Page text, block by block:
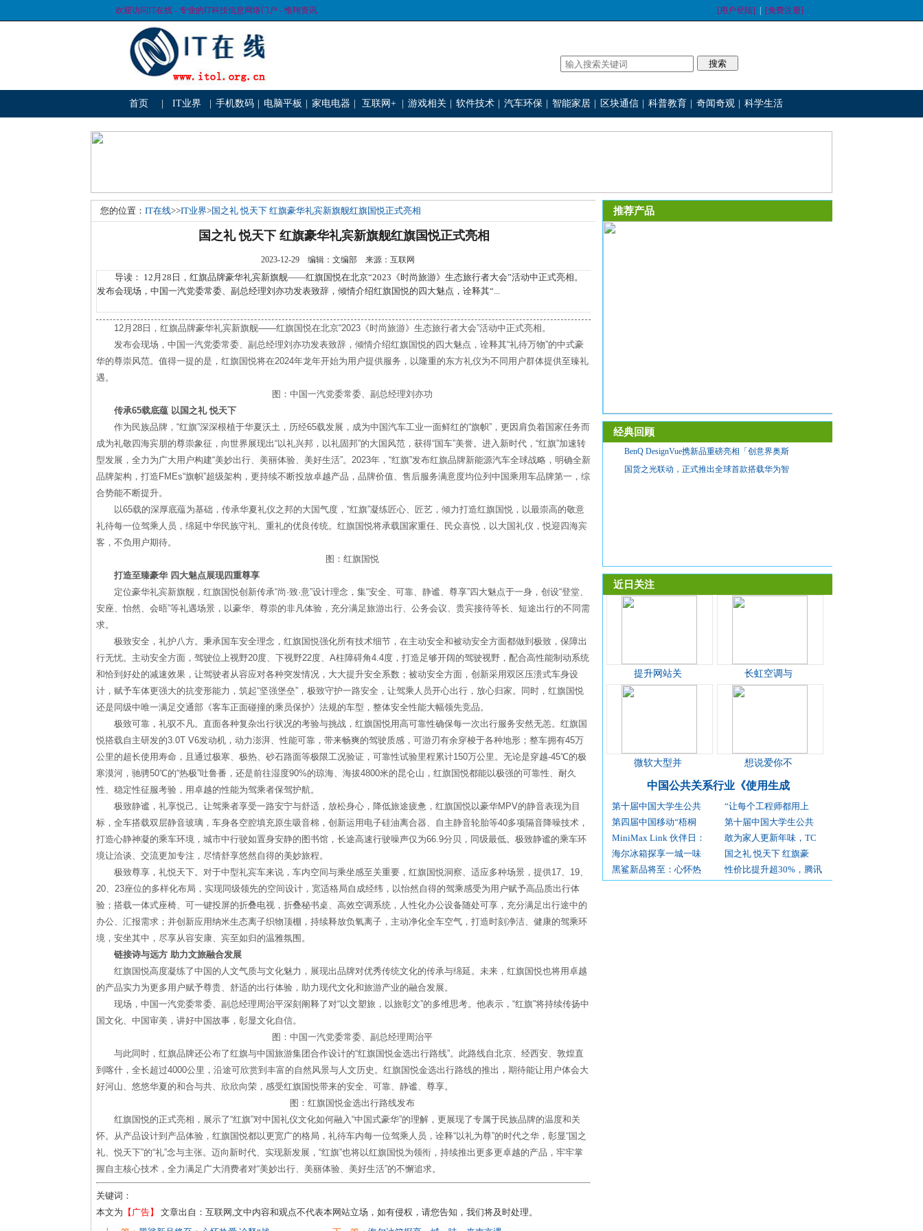
欢迎访问IT在线 - 专业的IT科技信息网络门户 - 惟翔资讯 [用户登陆] [免费注册]
首页 IT业界 手机数码 电脑平板 家电电器 互联网+ 游戏相关 软件技术 汽车环保 智能家居 区块通信 科普教育 奇闻奇观 科学生活
您的位置： IT在线>>IT业界>国之礼 悦天下 红旗豪华礼宾新旗舰红旗国悦正式亮相
国之礼 悦天下 红旗豪华礼宾新旗舰红旗国悦正式亮相
2023-12-29 编辑：文编部 来源：互联网
导读： 12月28日，红旗品牌豪华礼宾新旗舰——红旗国悦在北京“2023《时尚旅游》生态旅行者大会”活动中正式亮相。
发布会现场，中国一汽党委常委、副总经理刘亦功发表致辞，倾情介绍红旗国悦的四大魅点，诠释其“...
12月28日，红旗品牌豪华礼宾新旗舰——红旗国悦在北京“2023《时尚旅游》生态旅行者大会”活动中正式亮相。
发布会现场，中国一汽党委常委、副总经理刘亦功发表致辞，倾情介绍红旗国悦的四大魅点，诠释其“礼待万物”的中式豪
华的尊崇风范。值得一提的是，红旗国悦将在2024年龙年开始为用户提供服务，以隆重的东方礼仪为不同用户群体提供至臻礼
遇。
图：中国一汽党委常委、副总经理刘亦功
传承65载底蕴 以国之礼 悦天下
作为民族品牌，“红旗”深深根植于华夏沃土，历经65载发展，成为中国汽车工业一面鲜红的“旗帜”，更因肩负着国家任务而
成为礼敬四海宾朋的尊崇象征，向世界展现出“以礼兴邦，以礼固邦”的大国风范，获得“国车”美誉。进入新时代，“红旗”加速转
型发展，全力为广大用户构建“美妙出行、美丽体验、美好生活”。2023年，“红旗”发布红旗品牌新能源汽车全球战略，明确全新
品牌架构，打造FMEs“旗帜”超级架构，更持续不断投放卓越产品，品牌价值、售后服务满意度均位列中国乘用车品牌第一，综
合势能不断提升。
以65载的深厚底蕴为基础，传承华夏礼仪之邦的大国气度，“红旗”凝练匠心、匠艺，倾力打造红旗国悦，以最崇高的敬意
礼待每一位驾乘人员，绵延中华民族守礼、重礼的优良传统。红旗国悦将承载国家重任、民众喜悦，以大国礼仪，悦迎四海宾
客，不负用户期待。
图：红旗国悦
打造至臻豪华 四大魅点展现四重尊享
定位豪华礼宾新旗舰，红旗国悦创新传承“尚·致·意”设计理念，集“安全、可靠、静谧、尊享”四大魅点于一身，创设“登堂、
安座、怡然、会晤”等礼遇场景，以豪华、尊崇的非凡体验，充分满足旅游出行、公务会议、贵宾接待等长、短途出行的不同需
求。
极致安全，礼护八方。秉承国车安全理念，红旗国悦强化所有技术细节，在主动安全和被动安全方面都做到极致，保障出
行无忧。主动安全方面，驾驶位上视野20度、下视野22度、A柱障碍角4.4度，打造足够开阔的驾驶视野，配合高性能制动系统
和恰到好处的减速效果，让驾驶者从容应对各种突发情况，大大提升安全系数；被动安全方面，创新采用双区压溃式车身设
计，赋予车体更强大的抗变形能力，筑起“坚强堡垒”，极致守护一路安全，让驾乘人员开心出行，放心归家。同时，红旗国悦
还是同级中唯一满足交通部《客车正面碰撞的乘员保护》法规的车型，整体安全性能大幅领先竞品。
极致可靠，礼驭不凡。直面各种复杂出行状况的考验与挑战，红旗国悦用高可靠性确保每一次出行服务安然无恙。红旗国
悦搭载自主研发的3.0T V6发动机，动力澎湃、性能可靠，带来畅爽的驾驶质感，可游刃有余穿梭于各种地形；整车拥有45万
公里的超长使用寿命，且通过极寒、极热、砂石路面等极限工况验证，可靠性试验里程累计150万公里。无论是穿越-45℃的极
寒漠河，驰骋50℃的“热极”吐鲁番，还是前往湿度90%的琼海、海拔4800米的昆仑山，红旗国悦都能以极强的可靠性、耐久
性、稳定性征服考验，用卓越的性能为驾乘者保驾护航。
极致静谧，礼享悦己。让驾乘者享受一路安宁与舒适，放松身心，降低旅途疲惫，红旗国悦以豪华MPV的静音表现为目
标，全车搭载双层静音玻璃，车身各空腔填充原生吸音棉，创新运用电子硅油离合器、自主静音轮胎等40多项隔音降噪技术，
打造心静神凝的乘车环境，城市中行驶如置身安静的图书馆，长途高速行驶噪声仅为66.9分贝，同级最低。极致静谧的乘车环
境让洽谈、交流更加专注，尽情舒享悠然自得的美妙旅程。
极致尊享，礼悦天下。对于中型礼宾车来说，车内空间与乘坐感至关重要，红旗国悦洞察、适应多种场景，提供17、19、
20、23座位的多样化布局，实现同级领先的空间设计，宽适格局自成经纬，以怡然自得的驾乘感受为用户赋予高品质出行体
验；搭载一体式座椅、可一键投屏的折叠电视，折叠秘书桌、高效空调系统，人性化办公设备随处可享，充分满足出行途中的
办公、汇报需求；并创新应用纳米生态离子织物顶棚，持续释放负氧离子，主动净化全车空气，打造时刻净洁、健康的驾乘环
境，安坐其中，尽享从容安康、宾至如归的温雅氛围。
链接诗与远方 助力文旅融合发展
红旗国悦高度凝练了中国的人文气质与文化魅力，展现出品牌对优秀传统文化的传承与绵延。未来，红旗国悦也将用卓越
的产品实力为更多用户赋予尊贵、舒适的出行体验，助力现代文化和旅游产业的融合发展。
现场，中国一汽党委常委、副总经理周治平深刻阐释了对“以文塑旅，以旅彰文”的多维思考。他表示，“红旗”将持续传扬中
国文化、中国审美，讲好中国故事，彰显文化自信。
图：中国一汽党委常委、副总经理周治平
与此同时，红旗品牌还公布了红旗与中国旅游集团合作设计的“红旗国悦金选出行路线”。此路线自北京、经西安、敦煌直
到喀什，全长超过4000公里，沿途可欣赏到丰富的自然风景与人文历史。红旗国悦金选出行路线的推出，期待能让用户体会大
好河山、悠悠华夏的和合与共、欣欣向荣，感受红旗国悦带来的安全、可靠、静谧、尊享。
图：红旗国悦金选出行路线发布
红旗国悦的正式亮相，展示了“红旗”对中国礼仪文化如何融入“中国式豪华”的理解，更展现了专属于民族品牌的温度和关
怀。从产品设计到产品体验，红旗国悦都以更宽广的格局，礼待车内每一位驾乘人员，诠释“以礼为尊”的时代之华，彰显“国之
礼、悦天下”的“礼”念与主张。迈向新时代、实现新发展，“红旗”也将以红旗国悦为领衔，持续推出更多更卓越的产品，牢牢掌
握自主核心技术，全力满足广大消费者对“美妙出行、美丽体验、美好生活”的不懈追求。
关键词：
本文为 【广告】
文章出自：互联网,文中内容和观点不代表本网站立场，如有侵权，请您告知，我们将及时处理。
推荐产品
经典回顾
BenQ DesignVue携新品重磅亮相「创意界奥斯
国货之光联动，正式推出全球首款搭载华为智
近日关注
提升网站关 长虹空调与
微软大型并 想说爱你不
中国公共关系行业《使用生成
第十届中国大学生公共
“让每个工程师都用上
第四届中国移动“梧桐
第十届中国大学生公共
MiniMax Link 伙伴日：
敢为家人更新年味，TC
海尔冰箱探享一城一味
国之礼 悦天下 红旗豪
黑鲨新品将至：心怀热
性价比提升超30%，腾讯